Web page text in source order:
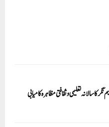
کا سالانہ تعلیمی وثقافتی مظاہرہ کامیابی